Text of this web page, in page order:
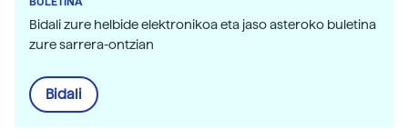
Bidali zure helbide elektronikoa eta jaso asteroko buletina
zure sarrera-ontzian
Bidali